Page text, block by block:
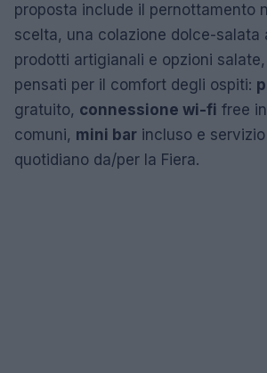
proposta include il pernottamento
scelta, una colazione dolce-salata
prodotti artigianali e opzioni
pensati per il comfort degli ospiti:
gratuito, connessione wi-fi free
comuni, mini bar incluso e
quotidiano da/per la Fiera.